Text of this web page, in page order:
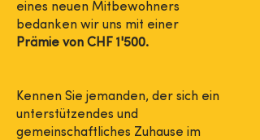
eines neuen Mitbewohners
bedanken wir uns mit einer
Prämie von CHF 1'500.
Kennen Sie jemanden, der sich ein
unterstützendes und
gemeinschaftliches Zuhause im